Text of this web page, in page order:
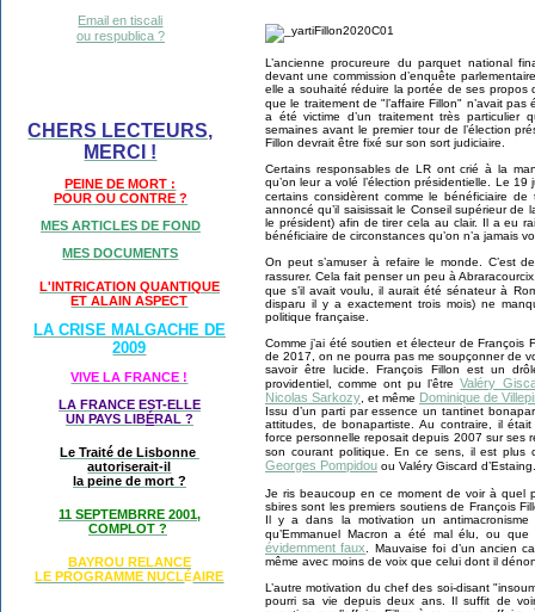
Email en tiscali
ou respublica ?
CHERS LECTEURS,
MERCI !
PEINE DE MORT :
POUR OU CONTRE ?
MES ARTICLES DE FOND
MES DOCUMENTS
L'INTRICATION QUANTIQUE
ET ALAIN ASPECT
LA CRISE MALGACHE DE
2009
VIVE LA FRANCE !
LA FRANCE EST-ELLE
UN PAYS LIBÉRAL ?
Le Traité de Lisbonne
autoriserait-il
la peine de mort ?
11 SEPTEMBRRE 2001,
COMPLOT ?
BAYROU RELANCE
LE PROGRAMME NUCLÉAIRE
L’ancienne procureure du parquet national
devant une commission d’enquête
elle a souhaité réduire la portée de ses
que le traitement de "l’affaire Fillon" n’avait
a été victime d’un traitement très
semaines avant le premier tour de l’élection
Fillon devrait être fixé sur son sort judiciaire.
Certains responsables de LR ont crié à la
qu’on leur a volé l’élection présidentielle. Le
certains considèrent comme le bénéficiaire
annoncé qu’il saisissait le Conseil supérieur
le président) afin de tirer cela au clair. Il a eu
bénéficiaire de circonstances qu’on n’a jamais
On peut s’amuser à refaire le monde. C’est
rassurer. Cela fait penser un peu à
que s’il avait voulu, il aurait été sénateur à
disparu il y a exactement trois mois) ne
politique française.
Comme j’ai été soutien et électeur de François
de 2017, on ne pourra pas me soupçonner de
savoir être lucide. François Fillon est un
providentiel, comme ont pu l’êtreValéry
Nicolas Sarkozy , et même Dominique de
Issu d’un parti par essence un tantinet
attitudes, de bonapartiste. Au contraire, il
force personnelle reposait depuis 2007 sur ses
son courant politique. En ce sens, il est plus
Georges Pompidou ou Valéry Giscard d’Estaing.
Je ris beaucoup en ce moment de voir à quel
sbires sont les premiers soutiens de François
Il y a dans la motivation un antimacronisme
qu’Emmanuel Macron a été mal élu, ou
évidemment faux
. Mauvaise foi d’un ancien
même avec moins de voix que celui dont il
L’autre motivation du chef des soi-disant
pourri sa vie depuis deux ans. Il suffit de